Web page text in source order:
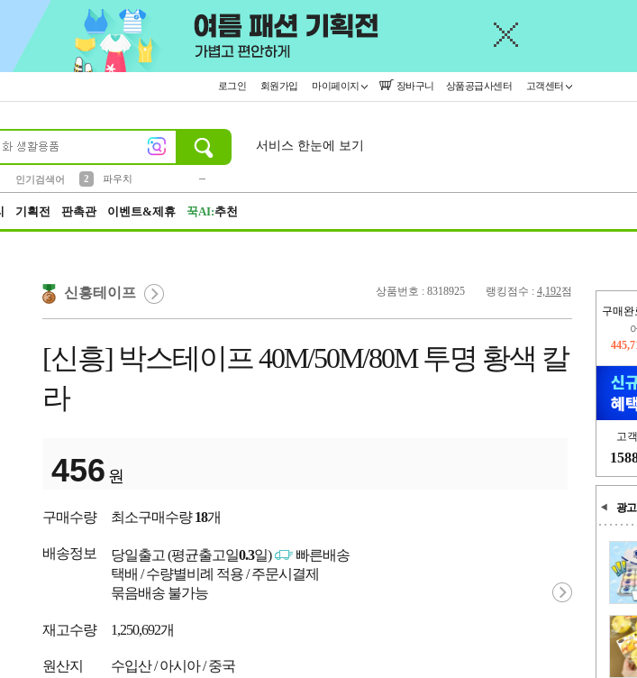
로그인 회원가입 마이페이지 장바구니 상품공급사센터 고객센터
인기검색어
2
파우치
서비스 한눈에 보기
기획전 판촉관 이벤트&제휴 꾹AI:추천
구매완
오
고
광고
상품번호 : 8318925 랭킹점수 : 4,192점
신흥테이프
[신흥] 박스테이프 40M/50M/80M 투명 황색 칼
라
456 원
구매수량 최소구매수량18개
배송정보 당일출고 (평균출고일0.3일)
빠른배송
택배 / 수량별비례 적용 / 주문시결제
묶음배송 불가능
재고수량 1,250,692개
원산지 수입산 / 아시아 / 중국